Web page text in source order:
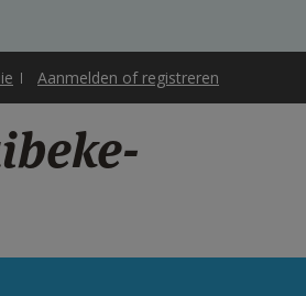
Aanmelden of registreren